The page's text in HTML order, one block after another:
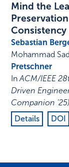
Mind the
Sebastian
Mohammad
Pretschner
InACM/IEEE
Driven
Companion ’25)
Details
DOI